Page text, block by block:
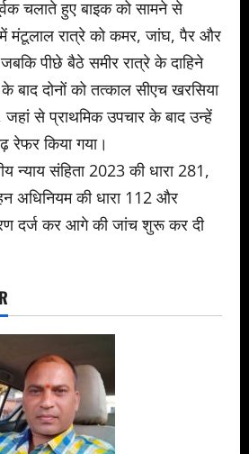
चलाते हुए बाइक को सामने से
मंटूलाल रात्रे को कमर, जांघ, पैर और
पीछे बैठे समीर रात्रे के दाहिने
बाद दोनों को तत्काल सीएच खरसिया
से प्राथमिक उपचार के बाद उन्हें
रेफर किया गया।
न्याय संहिता 2023 की धारा 281,
अधिनियम की धारा 112 और
दर्ज कर आगे की जांच शुरू कर दी